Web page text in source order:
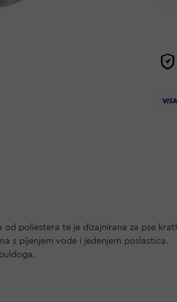
od poliestera te je dizajnirana za pse
s pijenjem vode i jedenjem poslastica.